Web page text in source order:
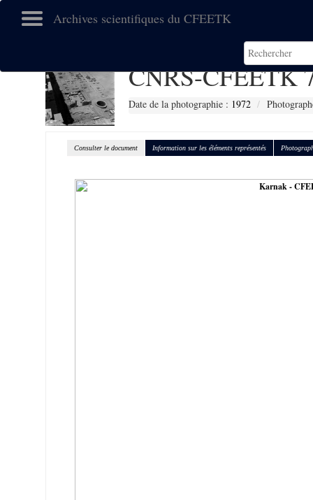
Archives scientifiques du CFEETK
CNRS-CFEETK
Date de la photographie : 1972
Consulter le document Information sur les éléments représentés